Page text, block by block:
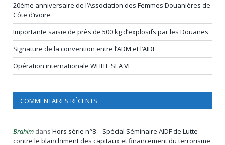
20ème anniversaire de l’Association des Femmes Douanières de
Côte d’ivoire
Importante saisie de près de 500 kg d’explosifs par les Douanes
Signature de la convention entre l’ADM et l’AIDF
Opération internationale WHITE SEA VI
COMMENTAIRES RÉCENTS
Brahim dans Hors série n°8 – Spécial Séminaire AIDF de Lutte
contre le blanchiment des capitaux et financement du terrorisme